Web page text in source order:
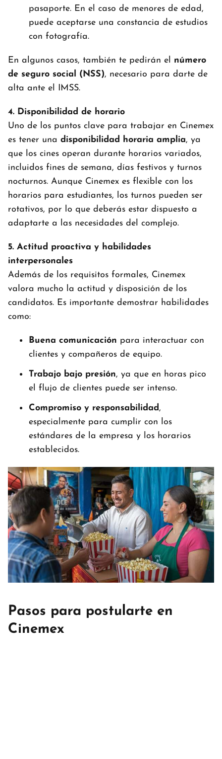
pasaporte. En el caso de menores de edad,
puede aceptarse una constancia de estudios
con fotografía.
En algunos casos, también te pedirán el número
de seguro social (NSS), necesario para darte de
alta ante el IMSS.
4. Disponibilidad de horario
Uno de los puntos clave para trabajar en Cinemex
es tener una disponibilidad horaria amplia, ya
que los cines operan durante horarios variados,
incluidos fines de semana, días festivos y turnos
nocturnos. Aunque Cinemex es flexible con los
horarios para estudiantes, los turnos pueden ser
rotativos, por lo que deberás estar dispuesto a
adaptarte a las necesidades del complejo.
5. Actitud proactiva y habilidades
interpersonales
Además de los requisitos formales, Cinemex
valora mucho la actitud y disposición de los
candidatos. Es importante demostrar habilidades
como:
Buena comunicación para interactuar con
clientes y compañeros de equipo.
Trabajo bajo presión, ya que en horas pico
el flujo de clientes puede ser intenso.
Compromiso y responsabilidad ,
especialmente para cumplir con los
estándares de la empresa y los horarios
establecidos.
Pasos para postularte en
Cinemex